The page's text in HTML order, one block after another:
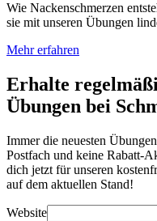
Wie Nackenschmerzen
sie mit unseren Übungen
Mehr erfahren
Erhalte
Übungen bei
Immer die neuesten
Postfach und keine Rabatt-
dich jetzt für unseren
auf dem aktuellen Stand!
Website